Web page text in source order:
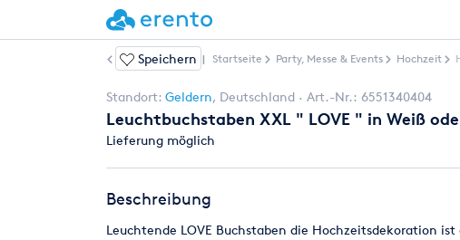
Weitere Artikel | Startseite Party, Messe & Events Hochzeit
Speichern
Standort: Geldern, Deutschland Art.-Nr.: 6551340404
Leuchtbuchstaben XXL " LOVE " in Weiß
Lieferung möglich
Beschreibung
Leuchtende LOVE Buchstaben die Hochzeitsdekoration